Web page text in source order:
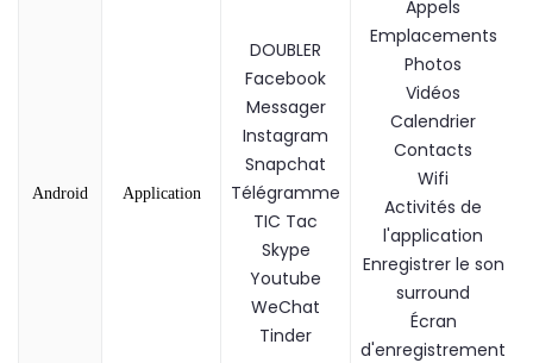
Android Application
DOUBLER
Facebook
Messager
Instagram
Snapchat
Télégramme
TIC Tac
Skype
Youtube
WeChat
Tinder
Appels
Emplacements
Photos
Vidéos
Calendrier
Contacts
Wifi
Activités de
l'application
Enregistrer le son
surround
Écran
d'enregistrement